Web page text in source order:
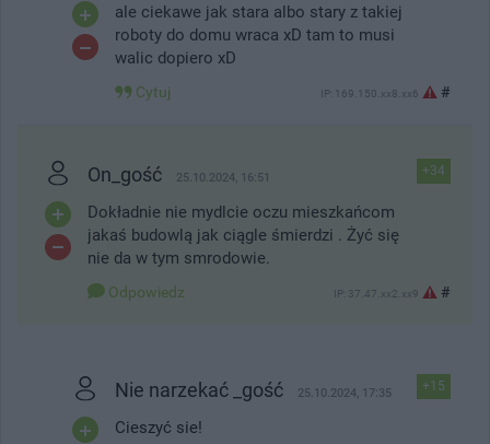
ale ciekawe jak stara albo stary z takiej
roboty do domu wraca xD tam to musi
walic dopiero xD
Cytuj IP: 169.150.xx8.xx6 #
+34
On_gość 25.10.2024, 16:51
Dokładnie nie mydlcie oczu mieszkańcom
jakaś budowlą jak ciągle śmierdzi . Żyć się
nie da w tym smrodowie.
Odpowiedz IP: 37.47.xx2.xx9 #
+15
Nie narzekać _gość 25.10.2024, 17:35
Cieszyć sie!